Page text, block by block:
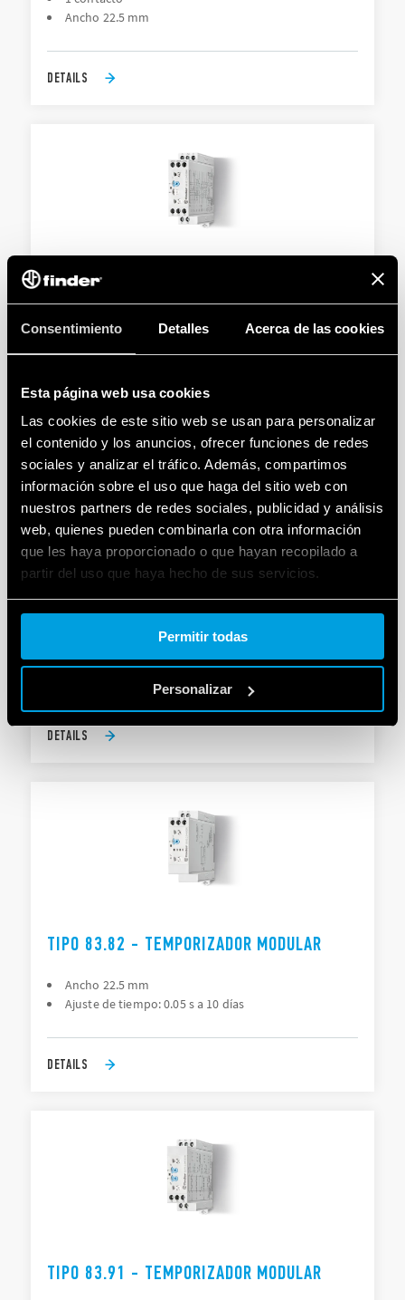
Consentimiento Detalles Acerca de las cookies
Esta página web usa cookies
Las cookies de este sitio web se usan para personalizar
el contenido y los anuncios, ofrecer funciones de redes
sociales y analizar el tráfico. Además, compartimos
información sobre el uso que haga del sitio web con
nuestros partners de redes sociales, publicidad y análisis
web, quienes pueden combinarla con otra información
que les haya proporcionado o que hayan recopilado a
partir del uso que haya hecho de sus servicios.
Cookie policy.
Permitir todas
Personalizar
Ancho 22.5 mm
DETAILS
TIPO 83.52 - TEMPORIZADOR MODULAR
Ancho 22.5 mm
TIPO 83.62 - TEMPORIZADOR MODULAR
2 contactos
DETAILS
TIPO 83.82 - TEMPORIZADOR MODULAR
Ancho 22.5 mm
Ajuste de tiempo: 0.05 s a 10 días
DETAILS
TIPO 83.91 - TEMPORIZADOR MODULAR